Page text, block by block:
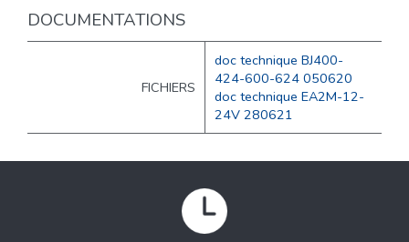
DOCUMENTATIONS
FICHIERS
doc technique BJ400-
424-600-624 050620
doc technique EA2M-12-
24V 280621